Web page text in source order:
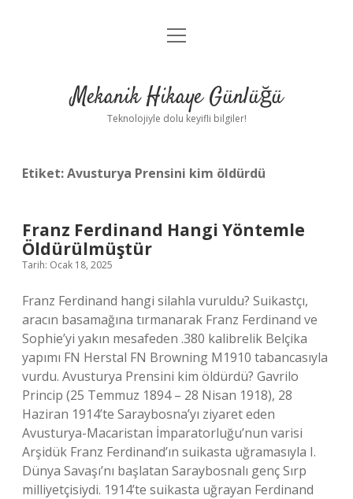
Anasayfa
Yasal Uyarı
menüyü
Mekanik Hikaye Günlüğü
Teknolojiyle dolu keyifli bilgiler!
Etiket:Avusturya Prensini kim öldürdü
Franz Ferdinand Hangi Yöntemle
Öldürülmüştür
Tarih: Ocak 18, 2025
Franz Ferdinand hangi silahla vuruldu? Suikastçı,
aracın basamağına tırmanarak Franz Ferdinand ve
Sophie’yi yakın mesafeden .380 kalibrelik Belçika
yapımı FN Herstal FN Browning M1910 tabancasıyla
vurdu. Avusturya Prensini kim öldürdü? Gavrilo
Princip (25 Temmuz 1894 – 28 Nisan 1918), 28
Haziran 1914’te Saraybosna’yı ziyaret eden
Avusturya-Macaristan İmparatorluğu’nun varisi
Arşidük Franz Ferdinand’ın suikasta uğramasıyla I.
Dünya Savaşı’nı başlatan Saraybosnalı genç Sırp
milliyetçisiydi. 1914’te suikasta uğrayan Ferdinand